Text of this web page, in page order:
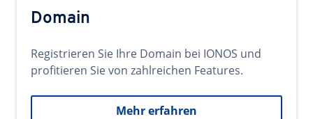
Domain
Registrieren Sie Ihre Domain bei IONOS und
profitieren Sie von zahlreichen Features.
Mehr erfahren